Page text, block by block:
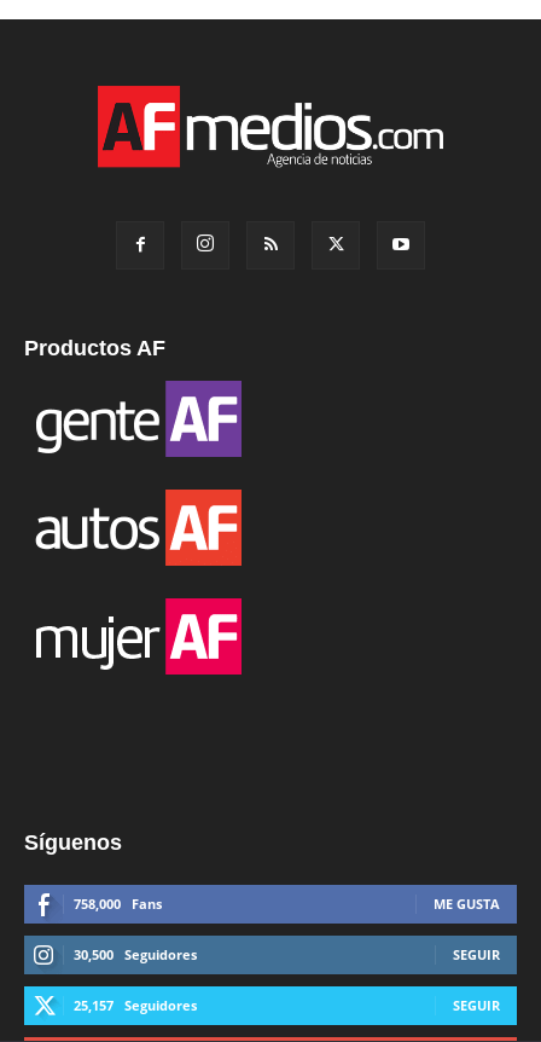
Productos AF
Síguenos
758,000 Fans ME GUSTA
30,500 Seguidores SEGUIR
25,157 Seguidores SEGUIR